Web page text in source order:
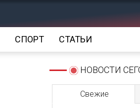
СПОРТ СТАТЬИ
НОВОСТИ
Свежие